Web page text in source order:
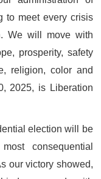
to meet every crisis
We will move with
prosperity, safety
religion, color and
2025, is Liberation
election will be
consequential
our victory showed,